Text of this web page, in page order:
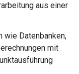
aus einer
wie Datenbanken,
mit